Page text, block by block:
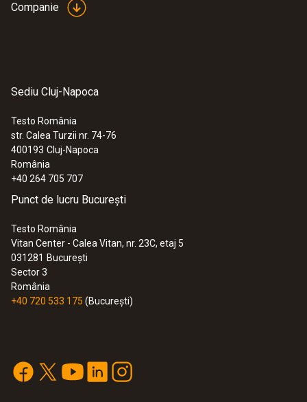
Companie
Sediu Cluj-Napoca
Testo România
str. Calea Turzii nr. 74-76
400193 Cluj-Napoca
România
+40 264 705 707
Punct de lucru București
Testo România
Vitan Center - Calea Vitan, nr. 23C, etaj 5
031281 București
Sector 3
România
+40 720 533 175 (București)